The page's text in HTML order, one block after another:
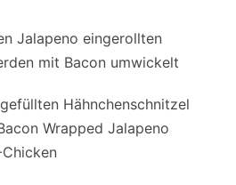
Hähnchenschnitzel